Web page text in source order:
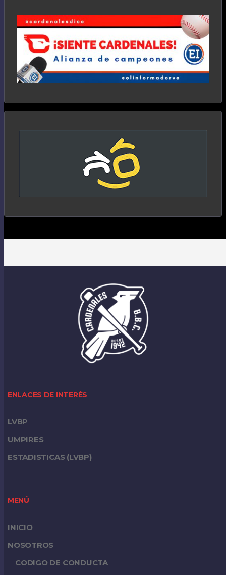
ENLACES DE INTERÉS
LVBP
UMPIRES
ESTADISTICAS (LVBP)
MENÚ
INICIO
NOSOTROS
CODIGO DE CONDUCTA